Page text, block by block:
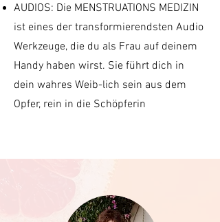
AUDIOS: Die MENSTRUATIONS MEDIZIN
ist eines der transformierendsten Audio
Werkzeuge, die du als Frau auf deinem
Handy haben wirst. Sie führt dich in
dein wahres Weib-lich sein aus dem
Opfer, rein in die Schöpferin